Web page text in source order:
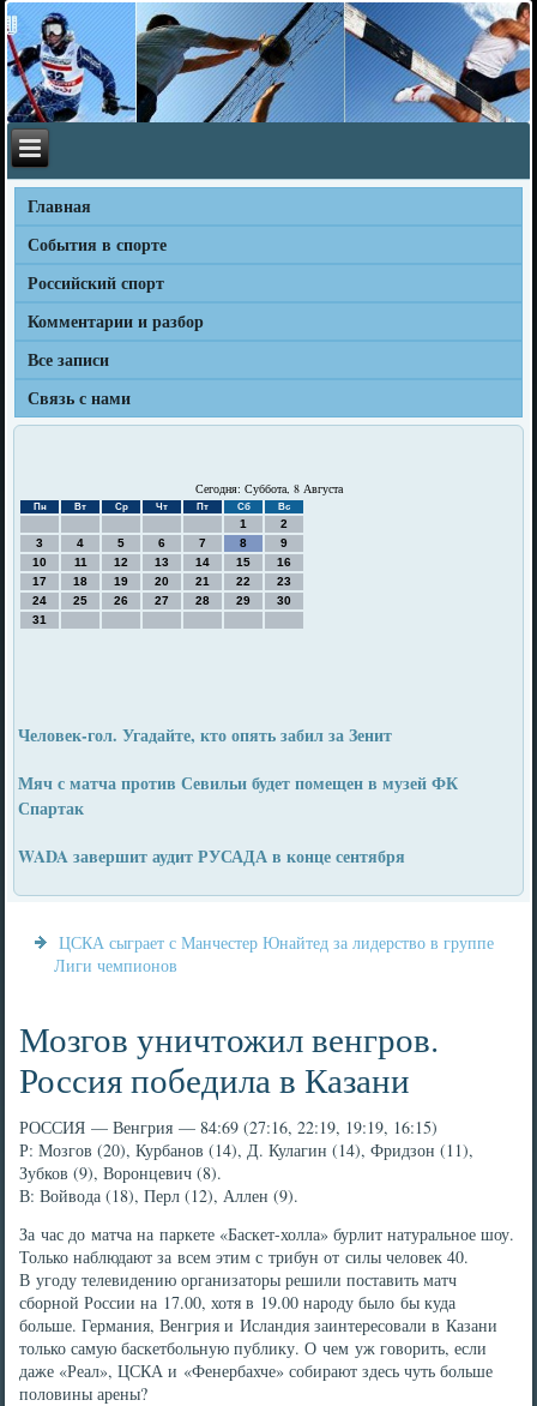
Главная
События в спорте
Российский спорт
Комментарии и разбор
Все записи
Связь с нами
Сегодня: Суббота, 8 Августа
Пн Вт Ср Чт Пт Сб Вс
1
2
3
4 5 6 7 8
9
10
11 12 13 14 15
16
17
18 19 20 21 22
23
24
25 26 27 28 29
30
31
Человек-гол. Угадайте, кто опять забил за Зенит
Мяч с матча против Севильи будет помещен в музей ФК
Спартак
WADA завершит аудит РУСАДА в конце сентября
ЦСКА сыграет с Манчестер Юнайтед за лидерство в группе
Лиги чемпионов
Мозгов уничтожил венгров.
Россия победила в Казани
РОССИЯ — Венгрия — 84:69 (27:16, 22:19, 19:19, 16:15)
Р: Мозгов (20), Курбанов (14), Д. Кулагин (14), Фридзон (11),
Зубков (9), Воронцевич (8).
В: Войвода (18), Перл (12), Аллен (9).
За час до матча на паркете «Баскет-холла» бурлит натуральное шоу.
Только наблюдают за всем этим с трибун от силы человек 40.
В угоду телевидению организаторы решили поставить матч
сборной России на 17.00, хотя в 19.00 народу было бы куда
больше. Германия, Венгрия и Исландия заинтересовали в Казани
только самую баскетбольную публику. О чем уж говорить, если
даже «Реал», ЦСКА и «Фенербахче» собирают здесь чуть больше
половины арены?